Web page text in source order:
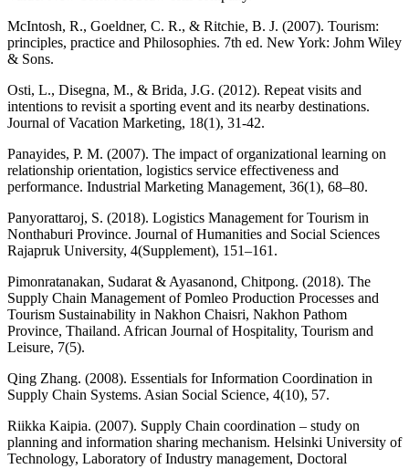
McIntosh, R., Goeldner, C. R., & Ritchie, B. J. (2007). Tourism:
principles, practice and Philosophies. 7th ed. New York: Johm Wiley
& Sons.
Osti, L., Disegna, M., & Brida, J.G. (2012). Repeat visits and
intentions to revisit a sporting event and its nearby destinations.
Journal of Vacation Marketing, 18(1), 31-42.
Panayides, P. M. (2007). The impact of organizational learning on
relationship orientation, logistics service effectiveness and
performance. Industrial Marketing Management, 36(1), 68–80.
Panyorattaroj, S. (2018). Logistics Management for Tourism in
Nonthaburi Province. Journal of Humanities and Social Sciences
Rajapruk University, 4(Supplement), 151–161.
Pimonratanakan, Sudarat & Ayasanond, Chitpong. (2018). The
Supply Chain Management of Pomleo Production Processes and
Tourism Sustainability in Nakhon Chaisri, Nakhon Pathom
Province, Thailand. African Journal of Hospitality, Tourism and
Leisure, 7(5).
Qing Zhang. (2008). Essentials for Information Coordination in
Supply Chain Systems. Asian Social Science, 4(10), 57.
Riikka Kaipia. (2007). Supply Chain coordination – study on
planning and information sharing mechanism. Helsinki University of
Technology, Laboratory of Industry management, Doctoral